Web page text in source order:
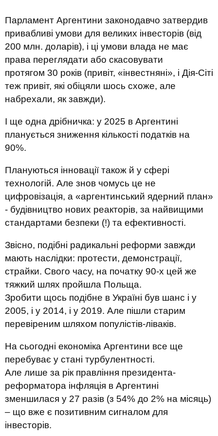
Парламент Аргентини законодавчо затвердив
привабливі умови для великих інвесторів (від
200 млн. доларів), і ці умови влада не має
права переглядати або скасовувати
протягом 30 років (привіт, «інвестняні», і Дія-Сіті
теж привіт, які обіцяли шось схоже, але
набрехали, як завжди).
І ще одна дрібничка: у 2025 в Аргентині
планується зниження кількості податків на
90%.
Плануються інновації також й у сфері
технологій. Але знов чомусь це не
цифровізація, а «аргентинський ядерний план»
- будівництво нових реакторів, за найвищими
стандартами безпеки (!) та ефективності.
Звісно, подібні радикальні реформи завжди
мають наслідки: протести, демонстрації,
страйки. Свого часу, на початку 90-х цей же
тяжкий шлях пройшла Польща.
Зробити щось подібне в Україні був шанс і у
2005, і у 2014, і у 2019. Але пішли старим
перевіреним шляхом популістів-ліваків.
На сьогодні економіка Аргентини все ще
перебуває у стані турбулентності.
Але лише за рік правління президента-
реформатора інфляція в Аргентині
зменшилася у 27 разів (з 54% до 2% на місяць)
– що вже є позитивним сигналом для
інвесторів.